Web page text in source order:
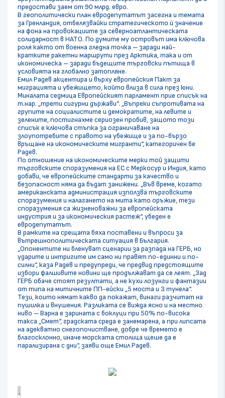
предостави заем от 90 млрд. евро.
В геополитически план евродепутатът засегна и темата
за Гренландия, отбелязвайки стратегическото ѝ значение
на фона на провокациите за северноатлантическата
солидарност в НАТО. По думите му островът има ключова
роля както от военна гледна точка – заради най-
кратките ракетни маршрути през Арктика, така и от
икономическа – заради бъдещите търговски пътища в
условията на глобално затопляне.
Емил Радев акцентира и върху европейския Пакт за
миграцията и убежището, който влиза в сила през юни.
Миналата седмица Европейският парламент прие списък на
т.нар. „трети сигурни държави“. „Въпреки съпротивата на
групите на социалистите и демократите, на левите и
зелените, постигнахме сериозен пробив, защото този
списък е ключова стъпка за ограничаване на
злоупотребите с правото на убежище и за по-бързо
връщане на икономическите мигранти“, категоричен бе
Радев.
По отношение на икономическите мерки той защити
търговските споразумения на ЕС с Меркосур и Индия, като
добави, че европейските стандарти за качество и
безопасност няма да бъдат занижени. „Във време, когато
американската администрация използва търговските
споразумения и налагането на мита като оръжие, тези
споразумения са жизненоважни за европейската
индустрия и за икономическия растеж“, убеден е
евродепутатът.
В рамките на срещата бяха поставени и въпроси за
вътрешнополитическата ситуация в България.
„Опонентите ни бленуват сценарии за разпада на ГЕРБ, но
ударите и интригите им само ни правят по-единни и по-
силни“, каза Радев и предупреди, че предвид предстоящите
избори фалшивите новини ще продължават да се леят. „Зад
ГЕРБ обаче стоят резултати, а не кухи лозунги и фантазии
от типа на митичните ПП-ейски „5 моста и 3 тунела“.
Тези, които нямат какво да покажат, винаги разчитат на
пушилка и внушения. Разликата се вижда ясно и на местно
ниво – Варна е зарината с боклуци при 50% по-висока
такса „Смет“, градската среда е занемарена, а при липсата
на адекватно снегопочистване, добре че времето е
благосклонно, иначе морската столица щеше да е
парализирана с дни“, заяви още Емил Радев.